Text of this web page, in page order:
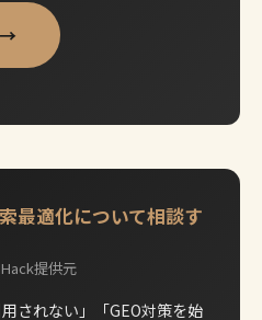
→
最適化について相談す
提供元
されない」「GEO対策を始